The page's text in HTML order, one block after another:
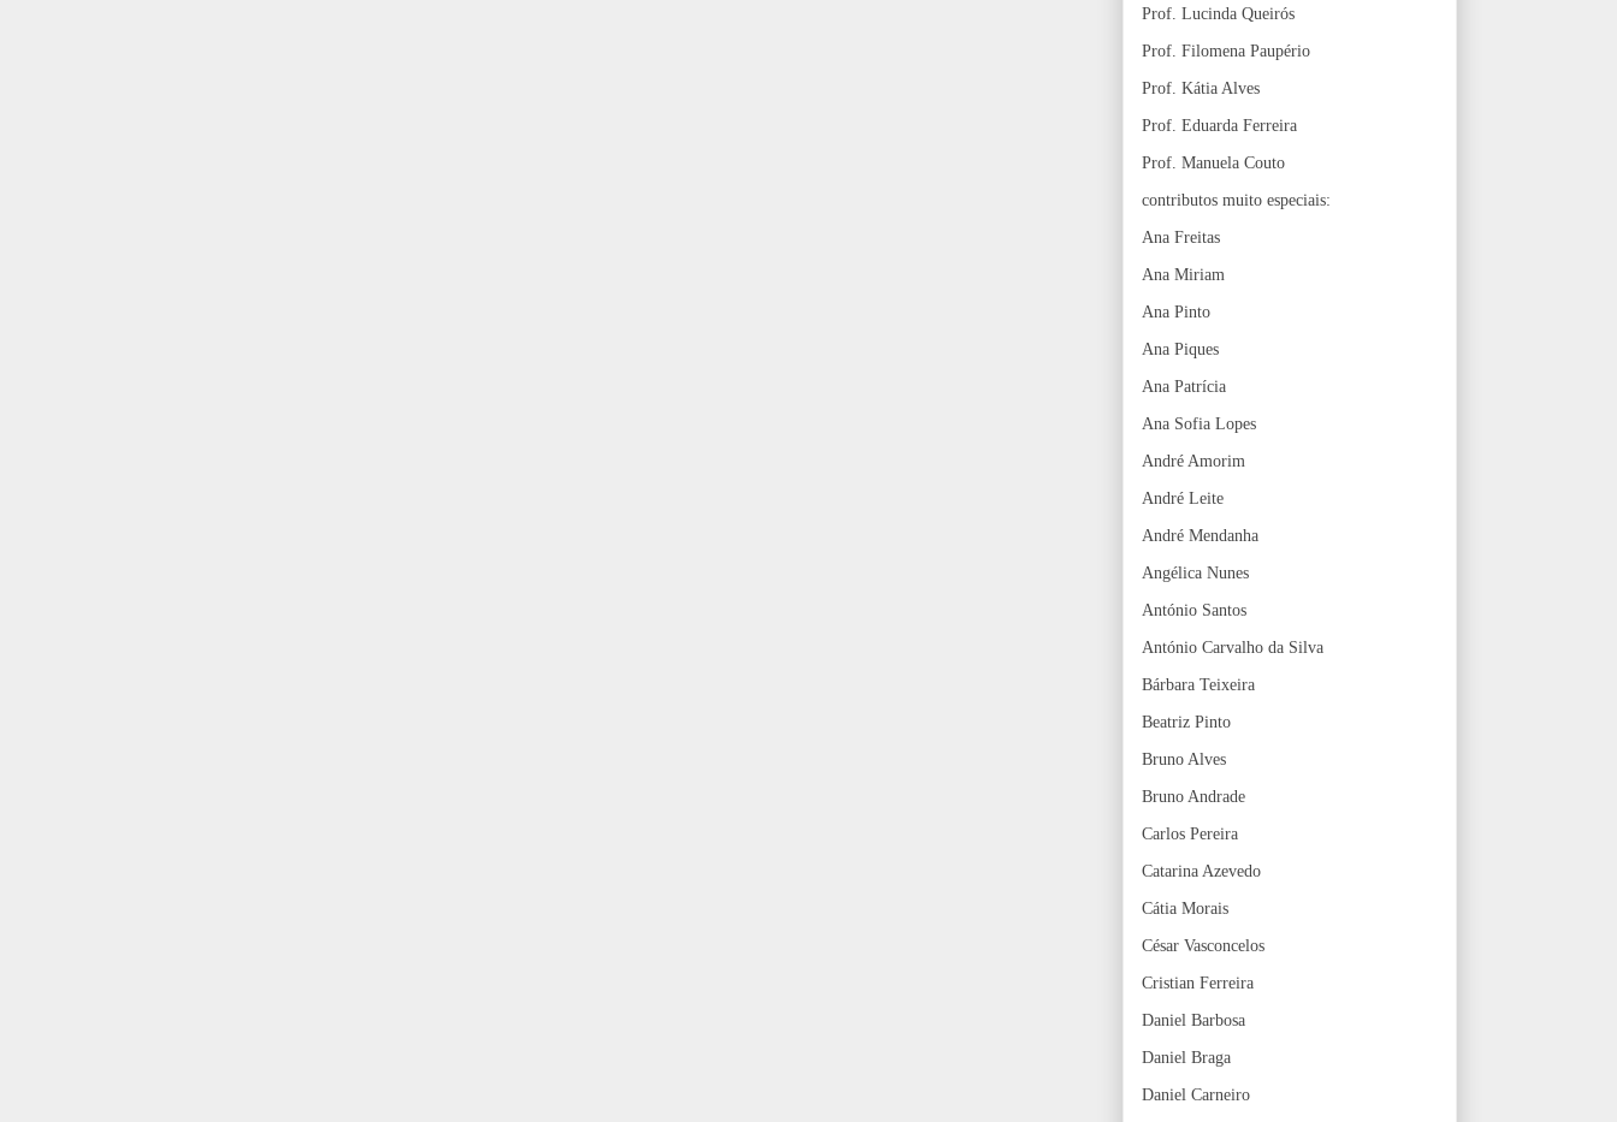
Prof. Lucinda Queirós
Prof. Filomena Paupério
Prof. Kátia Alves
Prof. Eduarda Ferreira
Prof. Manuela Couto
contributos muito especiais:
Ana Freitas
Ana Miriam
Ana Pinto
Ana Piques
Ana Patrícia
Ana Sofia Lopes
André Amorim
André Leite
André Mendanha
Angélica Nunes
António Santos
António Carvalho da Silva
Bárbara Teixeira
Beatriz Pinto
Bruno Alves
Bruno Andrade
Carlos Pereira
Catarina Azevedo
Cátia Morais
César Vasconcelos
Cristian Ferreira
Daniel Barbosa
Daniel Braga
Daniel Carneiro